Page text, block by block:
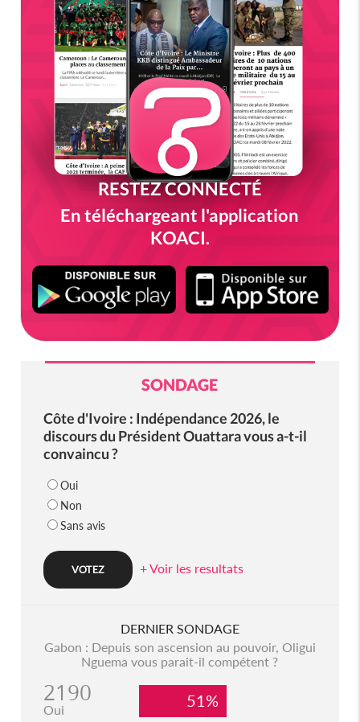
RESTEZ CONNECTÉ
En téléchargeant l'application
KOACI.
SONDAGE
Côte d'Ivoire : Indépendance 2026, le
discours du Président Ouattara vous a-t-il
convaincu ?
Oui
Non
Sans avis
+ Voir les resultats
DERNIER SONDAGE
Gabon : Depuis son ascension au pouvoir, Oligui
Nguema vous parait-il compétent ?
2190
Oui 51%